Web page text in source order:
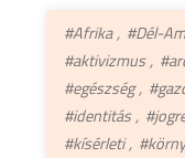
#Afrika #Dél-
#aktivizmus
#egészség
#identitás
#kísérleti